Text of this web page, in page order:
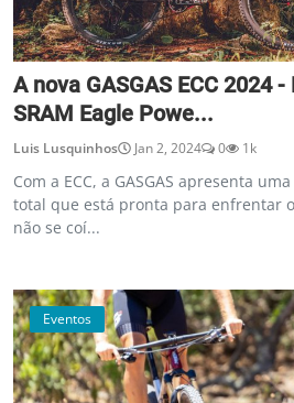
A nova GASGAS ECC 2024
SRAM Eagle Powe...
Luis Lusquinhos Jan 2, 2024 0 1k
Com a ECC, a GASGAS apresenta
total que está pronta para enfrentar
não se coí...
Eventos